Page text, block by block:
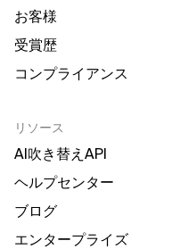
お客様
受賞歴
コンプライアンス
リソース
AI吹き替えAPI
ヘルプセンター
ブログ
エンタープライズ